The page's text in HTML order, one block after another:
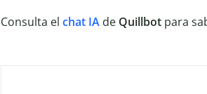
Consulta el chat IAde Quillbotpara